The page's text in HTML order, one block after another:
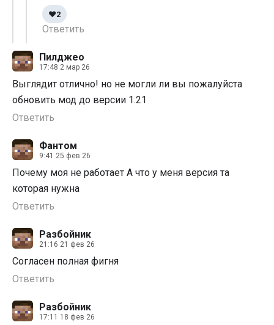
Ответить
❤️2
Пилджео
17:48 2 мар 26
Выглядит отлично! но не могли ли вы пожалуйста
обновить мод до версии 1.21
Ответить
Фантом
9:41 25 фев 26
Почему моя не работает А что у меня версия та
которая нужна
Ответить
Разбойник
21:16 21 фев 26
Согласен полная фигня
Ответить
Разбойник
17:11 18 фев 26